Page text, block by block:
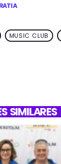
MUSIC CLUB
SIMILARES